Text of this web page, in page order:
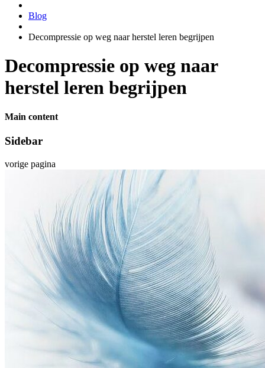
Blog
Decompressie op weg naar herstel leren begrijpen
Decompressie op weg naar
herstel leren begrijpen
Main content
Sidebar
vorige pagina